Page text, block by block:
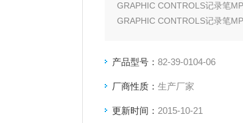
GRAPHIC CONTROLS记录笔
GRAPHIC CONTROLS记录笔
产品型号： 82-39-0104-06
厂商性质： 生产厂家
更新时间： 2015-10-21